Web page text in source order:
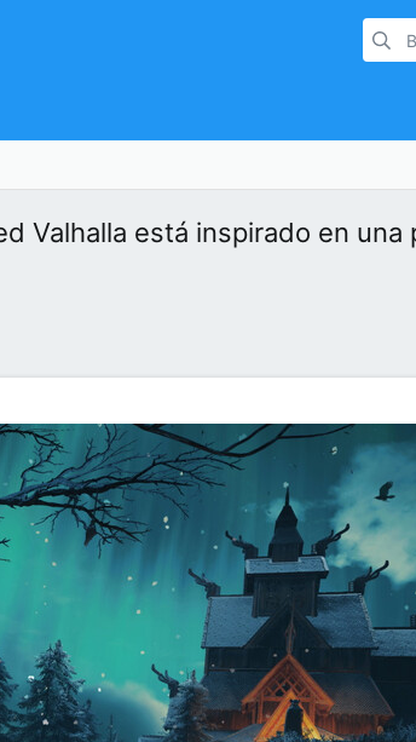
Valhalla está inspirado en una